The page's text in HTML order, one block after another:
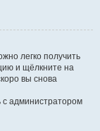
легко получить
и щёлкните на
вы снова
с администратором